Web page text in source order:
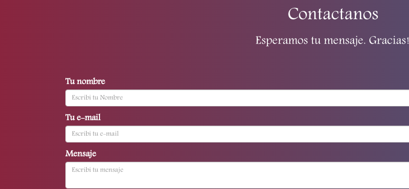
Contactanos
Esperamos tu mensaje. Gracias!
Tu nombre
Tu e-mail
Mensaje